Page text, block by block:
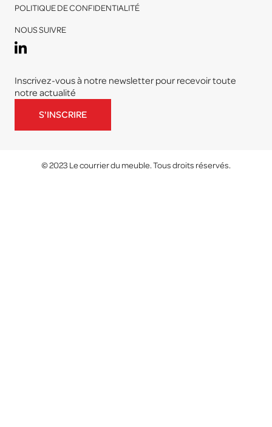
POLITIQUE DE CONFIDENTIALITÉ
NOUS SUIVRE
Inscrivez-vous à notre newsletter pour recevoir toute
notre actualité
S'INSCRIRE
© 2023 Le courrier du meuble. Tous droits réservés.